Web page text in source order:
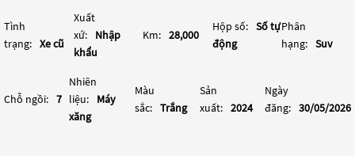
Tình
trạng: Xe cũ
Xuất
xứ:
Nhập
khẩu
Km: 28,000
Hộp số: Số tự
động
Phân
hạng: Suv
Chỗ ngồi: 7
Nhiên
liệu:
Máy
xăng
Màu
sắc: Trắng
Sản
xuất: 2024
Ngày
đăng: 30/05/2026